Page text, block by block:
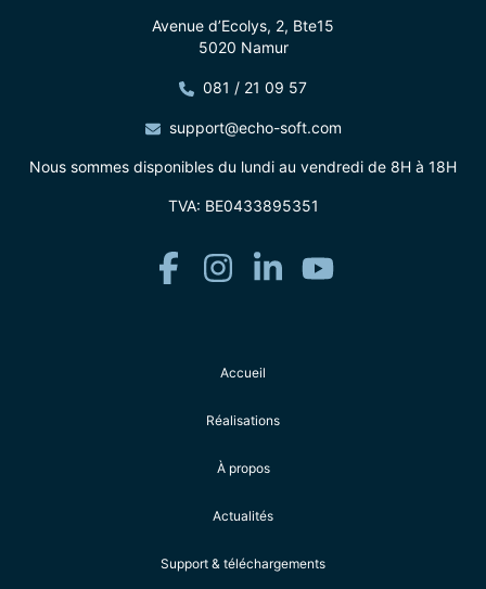
Avenue d’Ecolys, 2, Bte15
5020 Namur
081 / 21 09 57
support@echo-soft.com
Nous sommes disponibles du lundi au vendredi de 8H à 18H
TVA: BE0433895351
Accueil
Réalisations
À propos
Actualités
Support & téléchargements